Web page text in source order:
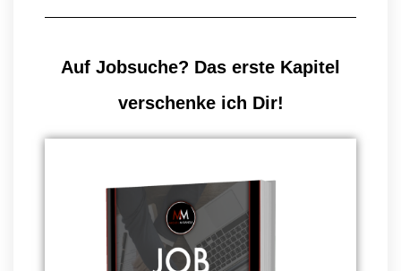
Auf Jobsuche? Das erste Kapitel
verschenke ich Dir!